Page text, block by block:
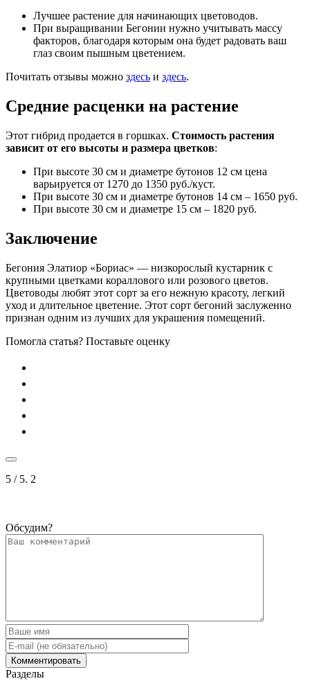
Лучшее растение для начинающих цветоводов.
При выращивании Бегонии нужно учитывать массу
факторов, благодаря которым она будет радовать ваш
глаз своим пышным цветением.
Почитать отзывы можно здесь и здесь.
Средние расценки на растение
Этот гибрид продается в горшках. Стоимость растения
зависит от его высоты и размера цветков:
При высоте 30 см и диаметре бутонов 12 см цена
варьируется от 1270 до 1350 руб./куст.
При высоте 30 см и диаметре бутонов 14 см – 1650 руб.
При высоте 30 см и диаметре 15 см – 1820 руб.
Заключение
Бегония Элатиор «Бориас» — низкорослый кустарник с
крупными цветками кораллового или розового цветов.
Цветоводы любят этот сорт за его нежную красоту, легкий
уход и длительное цветение. Этот сорт бегоний заслуженно
признан одним из лучших для украшения помещений.
Помогла статья? Поставьте оценку
5 / 5. 2
Обсудим?
Разделы